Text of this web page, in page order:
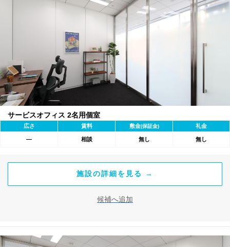
サービスオフィス 2名用個室
広さ 賃料 敷金(保証金) 礼金
― 相談 無し 無し
施設の詳細を見る →
候補へ追加